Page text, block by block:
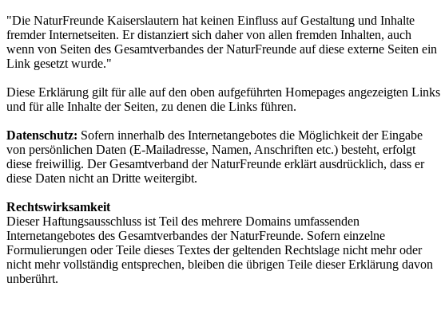
"Die NaturFreunde Kaiserslautern hat keinen Einfluss auf Gestaltung und Inhalte
fremder Internetseiten. Er distanziert sich daher von allen fremden Inhalten, auch
wenn von Seiten des Gesamtverbandes der NaturFreunde auf diese externe Seiten ein
Link gesetzt wurde."
Diese Erklärung gilt für alle auf den oben aufgeführten Homepages angezeigten Links
und für alle Inhalte der Seiten, zu denen die Links führen.
Datenschutz: Sofern innerhalb des Internetangebotes die Möglichkeit der Eingabe
von persönlichen Daten (E-Mailadresse, Namen, Anschriften etc.) besteht, erfolgt
diese freiwillig. Der Gesamtverband der NaturFreunde erklärt ausdrücklich, dass er
diese Daten nicht an Dritte weitergibt.
Rechtswirksamkeit
Dieser Haftungsausschluss ist Teil des mehrere Domains umfassenden
Internetangebotes des Gesamtverbandes der NaturFreunde. Sofern einzelne
Formulierungen oder Teile dieses Textes der geltenden Rechtslage nicht mehr oder
nicht mehr vollständig entsprechen, bleiben die übrigen Teile dieser Erklärung davon
unberührt.